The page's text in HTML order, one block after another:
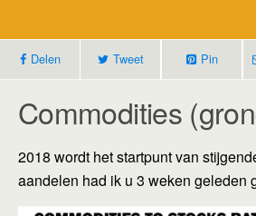
Delen Tweet Pin
Commodities
2018 wordt het startpunt van
aandelen had ik u 3 weken geleden